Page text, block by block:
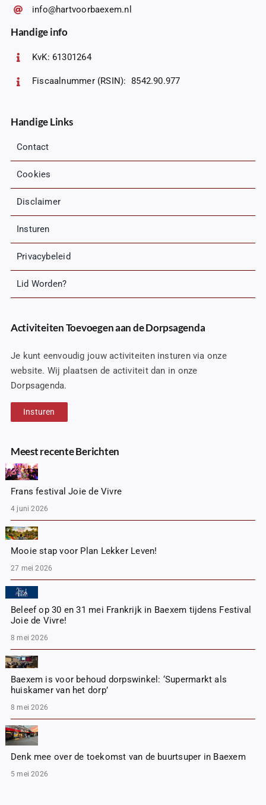
info@hartvoorbaexem.nl
Handige info
KvK: 61301264
Fiscaalnummer (RSIN): 8542.90.977
Handige Links
Contact
Cookies
Disclaimer
Insturen
Privacybeleid
Lid Worden?
Activiteiten Toevoegen aan de Dorpsagenda
Je kunt eenvoudig jouw activiteiten insturen via onze
website. Wij plaatsen de activiteit dan in onze
Dorpsagenda.
Insturen
Meest recente Berichten
Frans festival Joie de Vivre
4 juni 2026
Mooie stap voor Plan Lekker Leven!
27 mei 2026
Beleef op 30 en 31 mei Frankrijk in Baexem tijdens Festival
Joie de Vivre!
8 mei 2026
Baexem is voor behoud dorpswinkel: ‘Supermarkt als
huiskamer van het dorp’
8 mei 2026
Denk mee over de toekomst van de buurtsuper in Baexem
5 mei 2026